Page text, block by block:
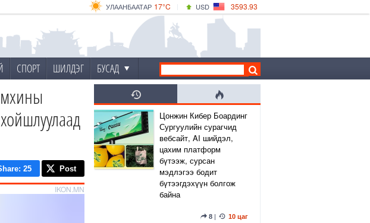
17°C
УЛААНБААТАР
18°C
ДАРХАН
15°C
ЭРДЭНЭТ
USD 3593.93
4149.01
СПОРТ ШИЛДЭГ БУСАД
: 25 Post
IKON.MN
Цонжин Кибер Боардинг
Сургуулийн сурагчид
вебсайт, AI шийдэл,
цахим платформ
бүтээж, сурсан
мэдлэгээ бодит
бүтээгдэхүүн болгож
байна
8| 10 цаг